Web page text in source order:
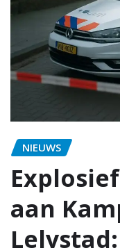
NIEUWS
aan